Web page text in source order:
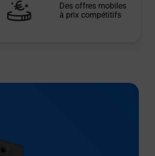
Des offres mobiles
à prix compétitifs